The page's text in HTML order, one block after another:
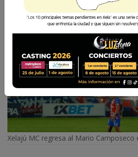
Xelajú MC regresa al Mario Camposeco